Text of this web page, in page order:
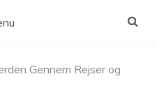
Gennem Rejser og